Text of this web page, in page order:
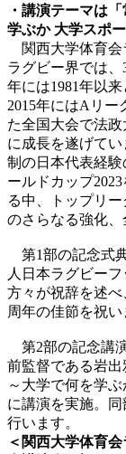
・講演テーマは
学ぶか 大学スポ
関西大学体育会
ラグビー界では
年には1981年以
2015年にはAリー
た全国大会で法
に成長を遂げてい
制の日本代表経
ールドカップ
る中、トップリ
のさらなる強化、
第1部の記念式
人日本ラグビー
方々が祝辞を述
周年の佳節を祝い
第2部の記念講
前監督である岩
～大学で何を学
に講演を実施。
行います。
＜関西大学体育